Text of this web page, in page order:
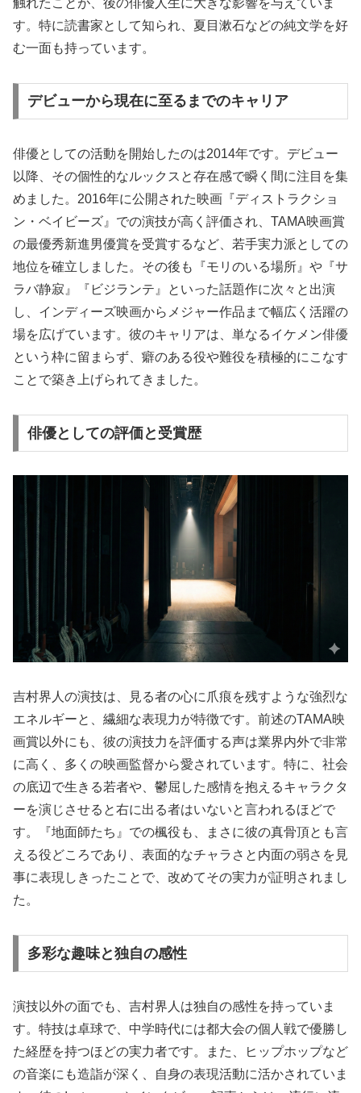
す。特に読書家として知られ、夏目漱石などの純文学を好
む一面も持っています。
デビューから現在に至るまでのキャリア
俳優としての活動を開始したのは2014年です。デビュー
以降、その個性的なルックスと存在感で瞬く間に注目を集
めました。2016年に公開された映画『ディストラクショ
ン・ベイビーズ』での演技が高く評価され、TAMA映画賞
の最優秀新進男優賞を受賞するなど、若手実力派としての
地位を確立しました。その後も『モリのいる場所』や『サ
ラバ静寂』『ビジランテ』といった話題作に次々と出演
し、インディーズ映画からメジャー作品まで幅広く活躍の
場を広げています。彼のキャリアは、単なるイケメン俳優
という枠に留まらず、癖のある役や難役を積極的にこなす
ことで築き上げられてきました。
俳優としての評価と受賞歴
吉村界人の演技は、見る者の心に爪痕を残すような強烈な
エネルギーと、繊細な表現力が特徴です。前述のTAMA映
画賞以外にも、彼の演技力を評価する声は業界内外で非常
に高く、多くの映画監督から愛されています。特に、社会
の底辺で生きる若者や、鬱屈した感情を抱えるキャラクタ
ーを演じさせると右に出る者はいないと言われるほどで
す。『地面師たち』での楓役も、まさに彼の真骨頂とも言
える役どころであり、表面的なチャラさと内面の弱さを見
事に表現しきったことで、改めてその実力が証明されまし
た。
多彩な趣味と独自の感性
演技以外の面でも、吉村界人は独自の感性を持っていま
す。特技は卓球で、中学時代には都大会の個人戦で優勝し
た経歴を持つほどの実力者です。また、ヒップホップなど
の音楽にも造詣が深く、自身の表現活動に活かされていま